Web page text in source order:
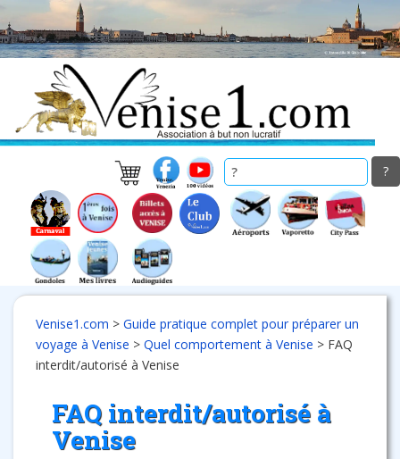
to
main
Venise1.com > Guide pratique complet pour préparer un
voyage à Venise > Quel comportement à Venise > FAQ
interdit/autorisé à Venise
FAQ interdit/autorisé à
Venise